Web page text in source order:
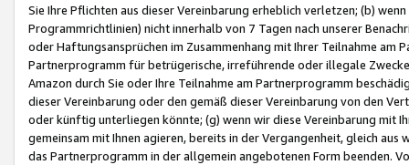
Sie Ihre Pflichten aus dieser Vereinbarung erheblich verletzen; (b)
Programmrichtlinien) nicht innerhalb von 7 Tagen nach unserer
oder Haftungsansprüchen im Zusammenhang mit Ihrer Teilnahme am
Partnerprogramm für betrügerische, irreführende oder illegale
Amazon durch Sie oder Ihre Teilnahme am Partnerprogramm
dieser Vereinbarung oder den gemäß dieser Vereinbarung von den
oder künftig unterliegen könnte; (g) wenn wir diese Vereinbarung mit
gemeinsam mit Ihnen agieren, bereits in der Vergangenheit, gleich
das Partnerprogramm in der allgemein angebotenen Form beenden.